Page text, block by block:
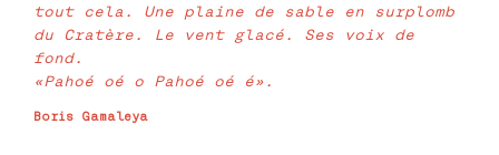
tout cela. Une plaine de sable en surplomb
du Cratère. Le vent glacé. Ses voix de
fond.
«Pahoé oé o Pahoé oé é».
Boris Gamaleya